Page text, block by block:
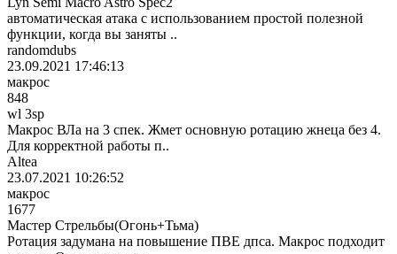
автоматическая атака с использованием простой полезной
функции, когда вы заняты ..
randomdubs
23.09.2021 17:46:13
макрос
848
wl 3sp
Макрос ВЛа на 3 спек. Жмет основную ротацию жнеца без 4.
Для корректной работы п..
Altea
23.07.2021 10:26:52
макрос
1677
Мастер Стрельбы(Огонь+Тьма)
Ротация задумана на повышение ПВЕ дпса. Макрос подходит